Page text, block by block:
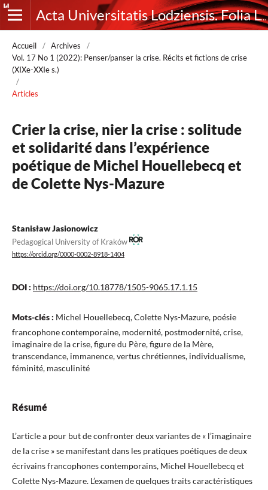
Acta Universitatis Lodziensis. Folia Litteraria Romanica
Accueil / Archives
/
Vol. 17 No 1 (2022): Penser/panser la crise. Récits et fictions de crise
(XIXe-XXIe s.)
/
Articles
Crier la crise, nier la crise : solitude
et solidarité dans l’expérience
poétique de Michel Houellebecq et
de Colette Nys-Mazure
Stanisław Jasionowicz
Pedagogical University of Kraków
https://orcid.org/0000-0002-8918-1404
DOI : https://doi.org/10.18778/1505-9065.17.1.15
Mots-clés : Michel Houellebecq, Colette Nys-Mazure, poésie
francophone contemporaine, modernité, postmodernité, crise,
imaginaire de la crise, figure du Père, figure de la Mère,
transcendance, immanence, vertus chrétiennes, individualisme,
féminité, masculinité
Résumé
L’article a pour but de confronter deux variantes de « l’imaginaire
de la crise » se manifestant dans les pratiques poétiques de deux
écrivains francophones contemporains, Michel Houellebecq et
Colette Nys-Mazure. L’examen de quelques traits caractéristiques